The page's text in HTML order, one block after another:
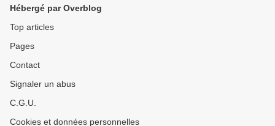
Hébergé par Overblog
Top articles
Pages
Contact
Signaler un abus
C.G.U.
Cookies et données personnelles